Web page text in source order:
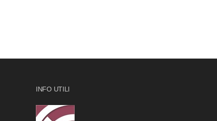
INFO UTILI